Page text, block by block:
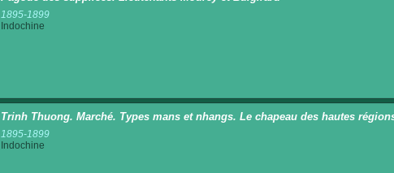
1895-1899
Indochine
Trinh Thuong. Marché. Types mans et nhangs. Le chapeau des hautes
1895-1899
Indochine